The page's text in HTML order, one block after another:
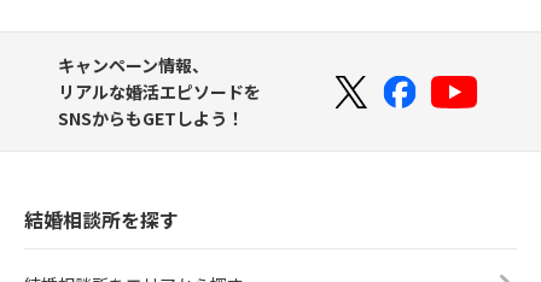
キャンペーン情報、
リアルな婚活エピソードを
SNSからもGETしよう！
結婚相談所を探す